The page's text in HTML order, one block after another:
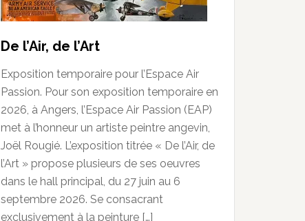
De l’Air, de l’Art
Exposition temporaire pour l’Espace Air
Passion. Pour son exposition temporaire en
2026, à Angers, l’Espace Air Passion (EAP)
met à l’honneur un artiste peintre angevin,
Joël Rougié. L’exposition titrée « De l’Air, de
l’Art » propose plusieurs de ses oeuvres
dans le hall principal, du 27 juin au 6
septembre 2026. Se consacrant
exclusivement à la peinture […]